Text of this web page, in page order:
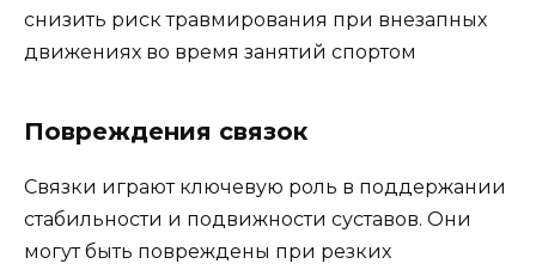
снизить риск травмирования при внезапных
движениях во время занятий спортом
Повреждения связок
Связки играют ключевую роль в поддержании
стабильности и подвижности суставов. Они
могут быть повреждены при резких